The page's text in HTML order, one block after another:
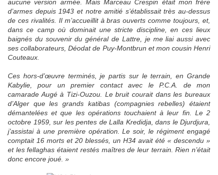
aucune version armée. Mais Marceau Crespin était mon frère
d’armes depuis 1943 et notre amitié s’établissait très au-dessus
de ces rivalités. Il m’accueillit à bras ouverts comme toujours, et,
dans ce camp où dominait une stricte discipline, en ces lieux
baignés du souvenir du général de Lattre, je me liai aussi avec
ses collaborateurs, Déodat de Puy-Montbrun et mon cousin Henri
Couteaux.
Ces hors-d’œuvre terminés, je partis sur le terrain, en Grande
Kabylie, pour un premier contact avec le P.C.A. de mon
camarade Augé à Tizi-Ouzou. Le bruit courait dans les bureaux
d’Alger que les grands katibas (compagnies rebelles) étaient
démantelées et que les opérations touchaient à leur fin. Le 2
octobre 1959, sur les pentes de Lalla Kredidja, dans le Djurdjura,
j’assistai à une première opération. Le soir, le régiment engagé
comptait 16 morts et 20 blessés, un H34 avait été « descendu »
et les fellaghas étaient restés maîtres de leur terrain. Rien n’était
donc encore joué. »